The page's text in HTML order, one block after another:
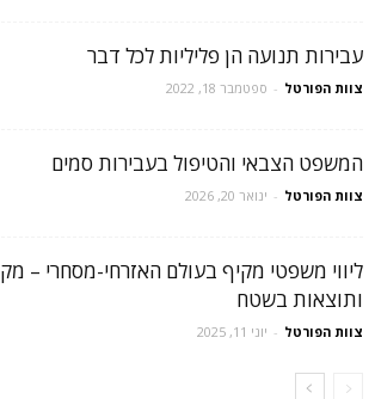
עבירות תנועה הן פליליות לכל דבר
צוות הפורטל - ספטמבר 18, 2022
המשפט הצבאי והטיפול בעבירות סמים
צוות הפורטל - ינואר 20, 2026
ליווי משפטי מקיף בעולם האזרחי-מסחרי –
ותוצאות בשטח
צוות הפורטל - יוני 11, 2025